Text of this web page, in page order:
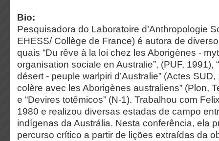
Bio:
Pesquisadora do Laboratoire d’Anthropologie
EHESS/ Collège de France) é autora de
quais “Du rêve à la loi chez les Aborigènes -
organisation sociale en Australie”, (PUF, 1991),
désert - peuple warlpiri d’Australie” (Actes
colère avec les Aborigènes australiens” (Plon,
e “Devires totêmicos” (N-1). Trabalhou com
1980 e realizou diversas estadas de campo
indígenas da Austrália. Nesta conferência, ela
percurso crítico a partir de lições extraídas da